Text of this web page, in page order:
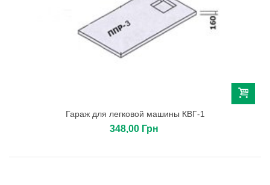
Гараж для легковой машины КВГ-1
348,00 Грн